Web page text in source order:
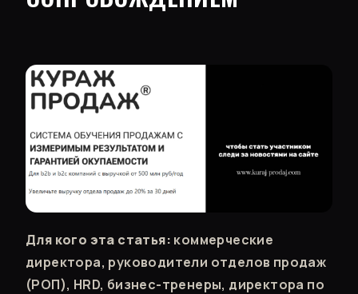
Для кого эта статья: коммерческие
директора, руководители отделов продаж
(РОП), HRD, бизнес-тренеры, директора по